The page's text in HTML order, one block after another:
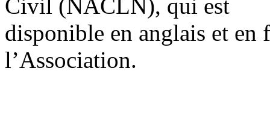
Civil (NACLN), qui est
disponible en anglais et en
l’Association.